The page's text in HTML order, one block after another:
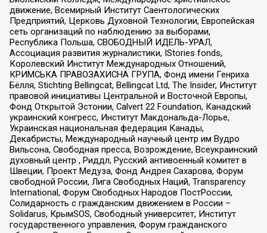
движение, Всемирный Институт Саентологических
Предприятий, Церковь Духовной Технологии, Европейская
сеть организаций по наблюдению за выборами,
Республика Польша, СВОБОДНЫЙ ИДЕЛЬ-УРАЛ,
Ассоциация развития журналистики, IStories fonds,
Королевский Институт Международных Отношений,
КРИМСЬКА ПРАВОЗАХИСНА ГРУПА, Фонд имени Генриха
Бёлля, Stichting Bellingcat, Bellingcat Ltd, The Insider, Институт
правовой инициативы Центральной и Восточной Европы,
Фонд Открытой Эстонии, Calvert 22 Foundation, Канадский
украинский конгресс, Институт Макдональда-Лорье,
Украинская национальная федерация Канады,
Декабристы, Международный научный центр им Вудро
Вильсона, Свободная пресса, Возрождение, Всеукраинский
духовный центр , Риддл, Русский антивоенный комитет в
Швеции, Проект Медуза, Фонд Андрея Сахарова, Форум
свободной России, Лига Свободных Наций, Transparеncy
International, Форум Свободных Народов ПостРоссии,
Солидарность с гражданским движением в России –
Solidarus, КрымSOS, Свободный университет, Институт
государственного управления, Форум гражданского